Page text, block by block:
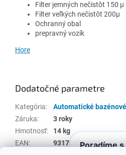
Filter jemných nečistôt 150 µ
Filter veľkých nečistôt 200µ
Ochranný obal
prepravný vozík
Hore
Dodatočné parametre
Kategória:
Automatické
Záruka:
3 roky
Hmotnosť:
14 kg
EAN: 9317545285856
Poradíme